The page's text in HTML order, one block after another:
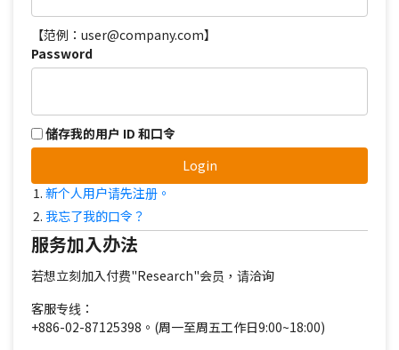
【范例：user@company.com】
Password
储存我的用户 ID 和口令
Login
新个人用户请先注册。
我忘了我的口令？
服务加入办法
若想立刻加入付费"Research"会员，请洽询
客服专线：
+886-02-87125398。(周一至周五工作日9:00~18:00)